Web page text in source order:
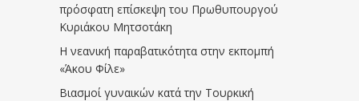
πρόσφατη επίσκεψη του Πρωθυπουργού
Κυριάκου Μητσοτάκη
Η νεανική παραβατικότητα στην εκπομπή
«Άκου Φίλε»
Βιασμοί γυναικών κατά την Τουρκική